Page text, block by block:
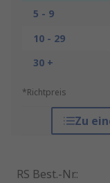
5 - 9
10 - 29
30 +
*Richtpreis
Zu
RS Best.-Nr.: